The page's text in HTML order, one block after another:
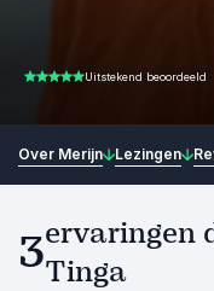
5.00 van 5 Uitstekend beoordeeld
Over Merijn Lezingen
3ervaringen
Tinga